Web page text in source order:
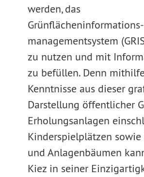
werden, das
managementsystem
zu nutzen und mit
zu befüllen. Denn
Kenntnisse aus dieser
Darstellung öffentlicher
Erholungsanlagen
Kinderspielplätzen sowie
und Anlagenbäumen
Kiez in seiner